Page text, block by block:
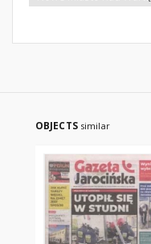
OBJECTS similar